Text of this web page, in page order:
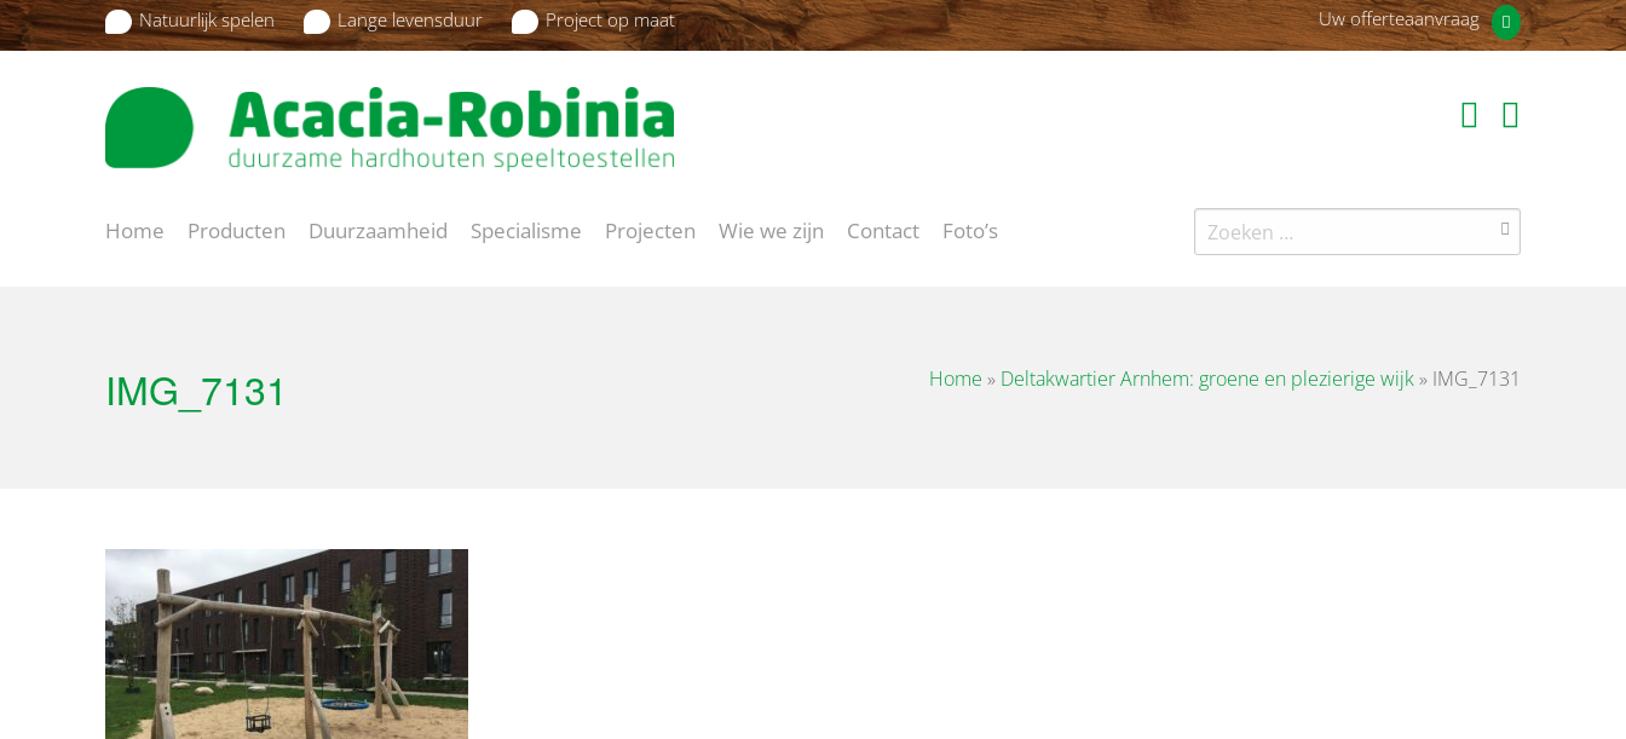
Natuurlijk spelen Lange levensduur Project op maat Uw offerteaanvraag
Home Producten Duurzaamheid Specialisme Projecten Wie we zijn Contact Foto’s
Zoeken
naar:
IMG_7131 Home » Deltakwartier Arnhem: groene en plezierige wijk» IMG_7131